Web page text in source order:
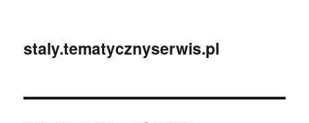
staly.tematycznyserwis.pl